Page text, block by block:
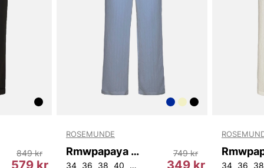
849 kr
ROSEMUNDE
Rmwpapaya Mw Trousers
34 36 38 40 42
749 kr
34 36 38